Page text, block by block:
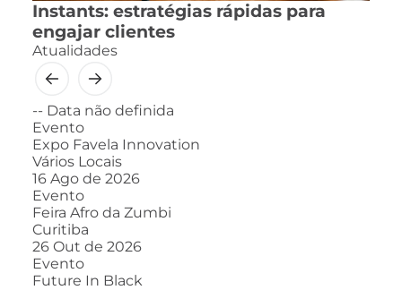
Instants: estratégias rápidas para
engajar clientes
Atualidades
-- Data não definida
Evento
Expo Favela Innovation
Vários Locais
16 Ago de 2026
Evento
Feira Afro da Zumbi
Curitiba
26 Out de 2026
Evento
Future In Black